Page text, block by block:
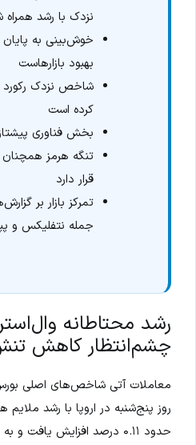
نزدک با رشد همراه
خوش‌بینی به
بهبود بازارهاست
کرده است
بخش فناوری
تنگه هرمز
قرار دارد
تمرکز بازار بر
جمله نتفلیکس و
رشد محتاطانه
چشم‌انتظار کاهش
معاملات آتی شاخص‌های اصلی
روز پنج‌شنبه در اروپا با رشد ملایم